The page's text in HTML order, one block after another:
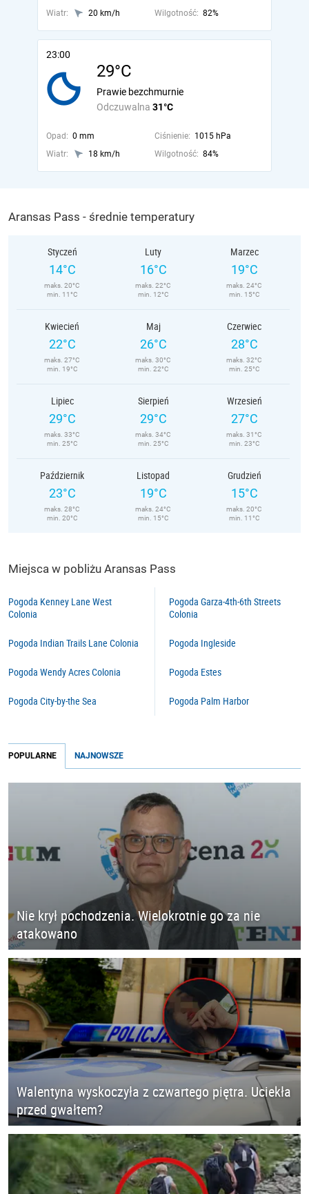
Wiatr: 20 km/h Wilgotność: 82%
23:00
29°C
Odczuwalna 31°C
Prawie bezchmurnie
Opad: 0 mm Ciśnienie: 1015 hPa
Wiatr:
18 km/h Wilgotność: 84%
Aransas Pass - średnie temperatury
Styczeń
14°C
maks. 20°C
min. 11°C
Luty
16°C
maks. 22°C
min. 12°C
Marzec
19°C
maks. 24°C
min. 15°C
Kwiecień
22°C
maks. 27°C
min. 19°C
Maj
26°C
maks. 30°C
min. 22°C
Czerwiec
28°C
maks. 32°C
min. 25°C
Lipiec
29°C
maks. 33°C
min. 25°C
Sierpień
29°C
maks. 34°C
min. 25°C
Wrzesień
27°C
maks. 31°C
min. 23°C
Październik
23°C
maks. 28°C
min. 20°C
Listopad
19°C
maks. 24°C
min. 15°C
Grudzień
15°C
maks. 20°C
min. 11°C
Miejsca w pobliżu Aransas Pass
Pogoda Kenney Lane West
Colonia
Pogoda Indian Trails Lane Colonia
Pogoda Wendy Acres Colonia
Pogoda City-by-the Sea
Pogoda Garza-4th-6th Streets
Colonia
Pogoda Ingleside
Pogoda Estes
Pogoda Palm Harbor
POPULARNE NAJNOWSZE
Nie krył pochodzenia. Wielokrotnie go za nie
atakowano
Walentyna wyskoczyła z czwartego piętra. Uciekła
przed gwałtem?